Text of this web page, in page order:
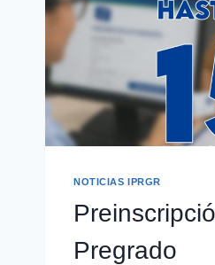
NOTICIAS IPRGR
Pregrado